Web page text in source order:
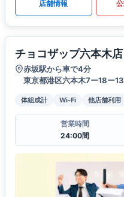
店舗情報
チョコザップ六本木店
赤坂駅から車で4分
東京都港区六本木7ー18ー
体組成計 Wi-Fi 他店舗利用
営業時間
24:00間